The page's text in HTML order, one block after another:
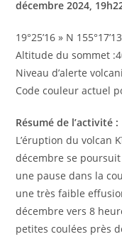
décembre 2024,
19°25’16 » N
Altitude du sommet
Niveau d’alerte
Code couleur actuel
Résumé de l’activité :
L’éruption du volcan
décembre se
une pause dans la
une très faible
décembre vers 8
petites coulées près